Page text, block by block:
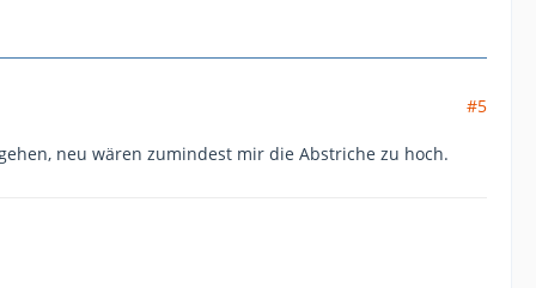
#5
neu wären zumindest mir die Abstriche zu hoch.